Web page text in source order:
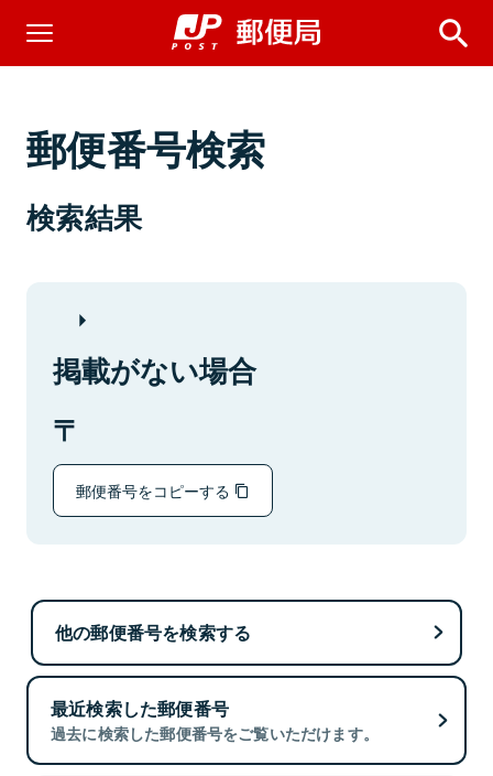
郵便番号検索
検索結果
掲載がない場合
郵便番号をコピーする
他の郵便番号を検索する
最近検索した郵便番号
過去に検索した郵便番号をご覧いただけます。